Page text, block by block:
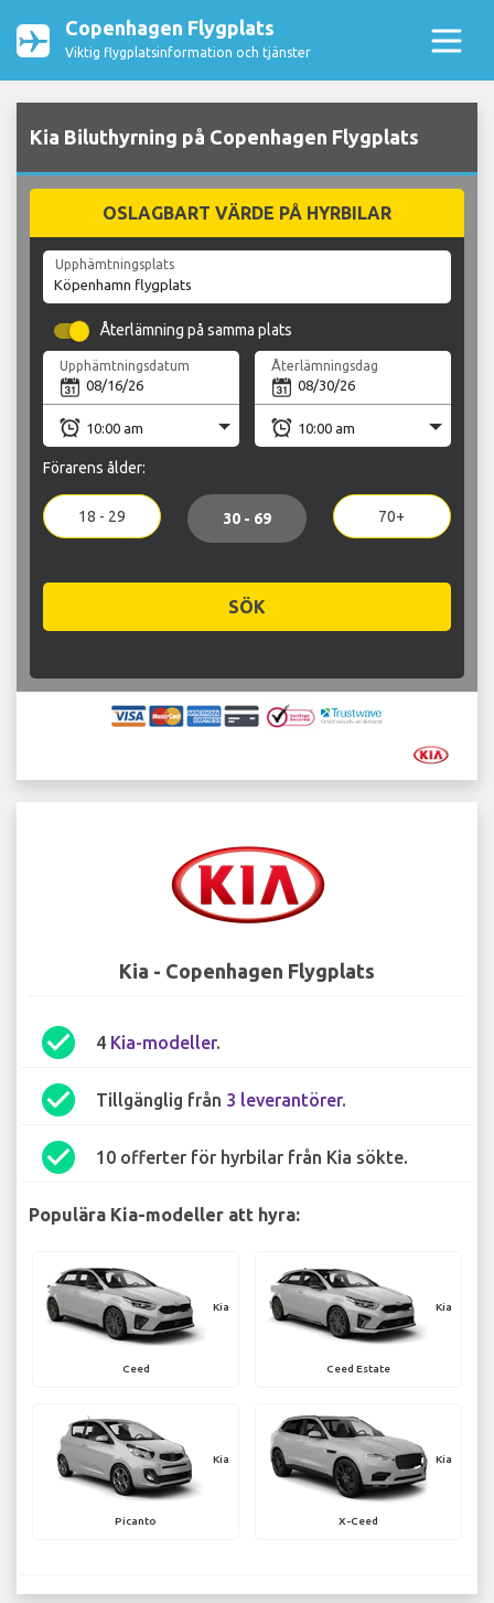
Copenhagen Flygplats
Viktig flygplatsinformation och tjänster
Kia Biluthyrning på Copenhagen Flygplats
OSLAGBART VÄRDE PÅ HYRBILAR
Upphämtningsplats
Återlämning på samma plats
Upphämtningsdatum Återlämningsdag
Förarens ålder:
18 - 29 30 - 69 70+
SÖK
Kia - Copenhagen Flygplats
check_circle 4 Kia-modeller.
check_circle Tillgänglig från 3 leverantörer.
check_circle 10 offerter för hyrbilar från Kia sökte.
Populära Kia-modeller att hyra:
Kia
Ceed
Kia
Ceed Estate
Kia
Picanto
Kia
X-Ceed